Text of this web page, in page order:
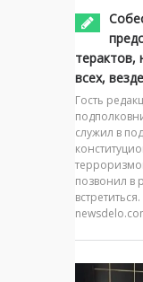
всех,
Гость
служил в
позвонил в